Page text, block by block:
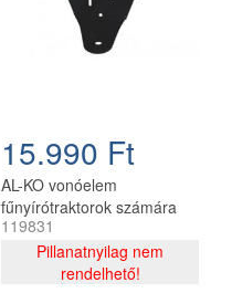
15.990 Ft
AL-KO vonóelem
fűnyírótraktorok számára
119831
Pillanatnyilag nem
rendelhető!